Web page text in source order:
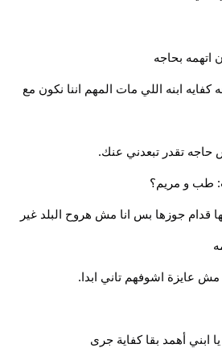
بحاجه
ابنه اللي مات المهم اننا نكون مع
تقدر تبعدني عنك.
طب و مريم؟
جوزها بس انا مش هروح البلد غير
مش عايزة اشوفهم تاني ابدا.
ابني أهمد بقا كفاية جرى